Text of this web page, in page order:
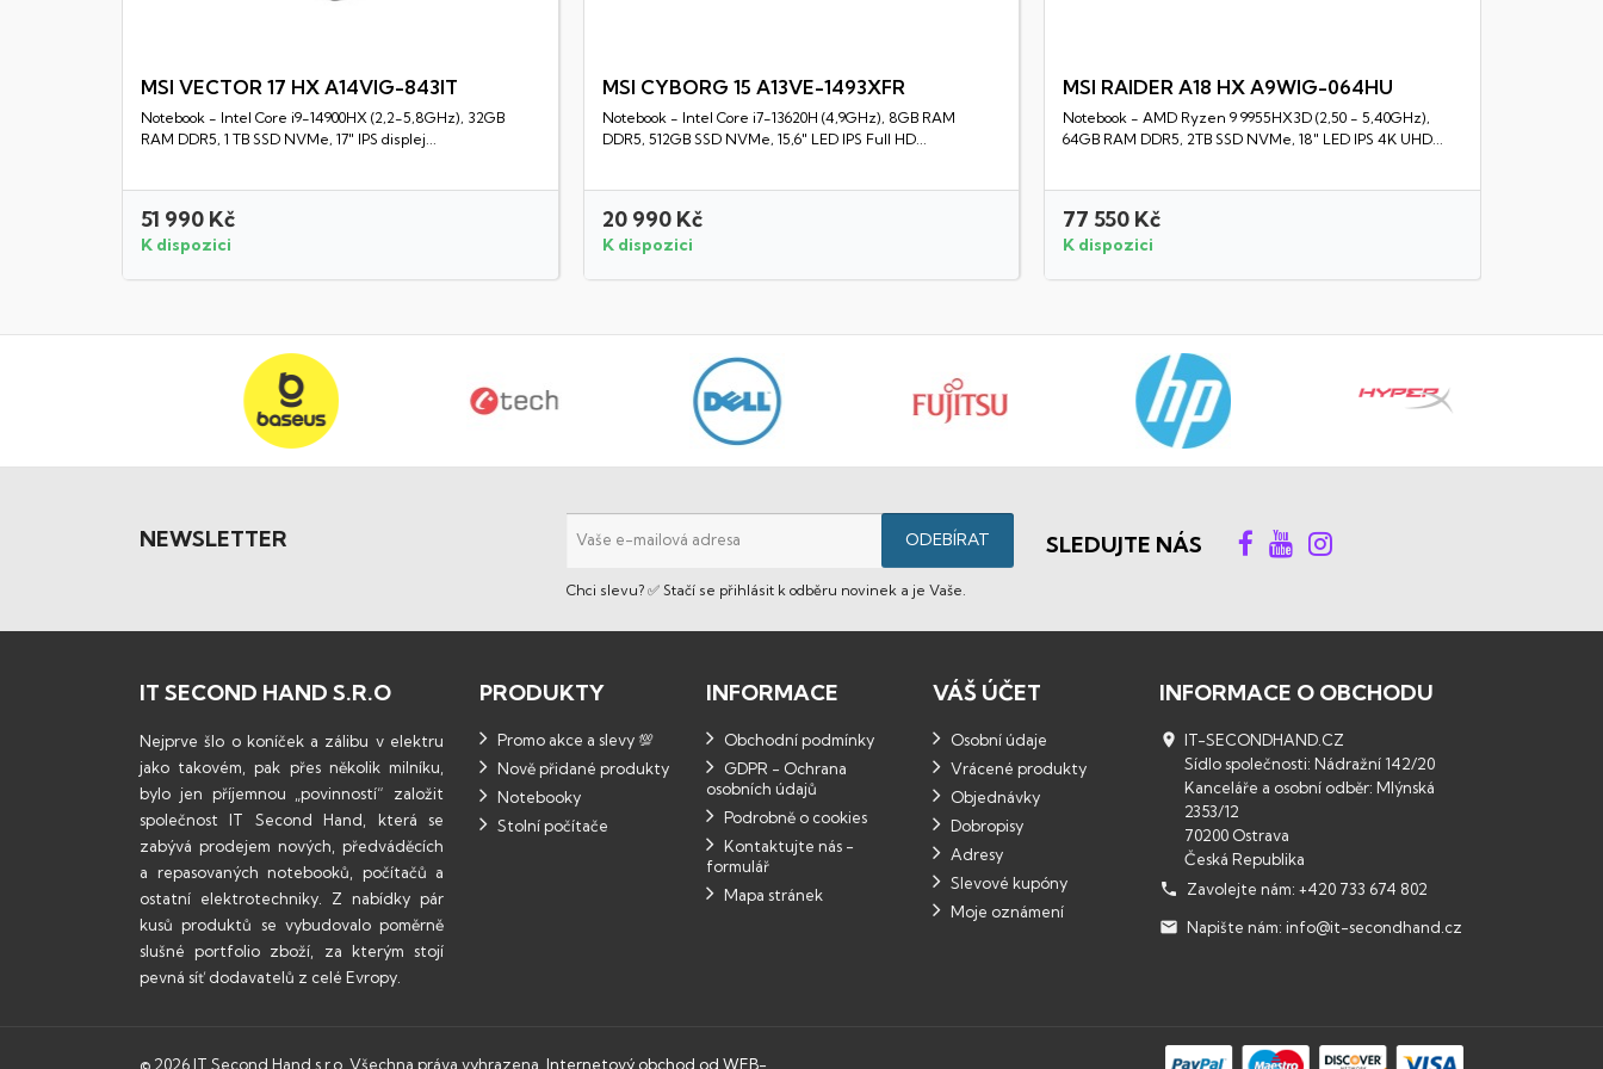
Rychlý náhled
MSI VECTOR 17 HX A14VIG-843IT
Notebook - Intel Core i9-14900HX (2,2-5,8GHz), 32GB
RAM DDR5, 1 TB SSD NVMe, 17" IPS displej...
51 990 Kč
K dispozici
Rychlý náhled
MSI CYBORG 15 A13VE-1493XFR
Notebook - Intel Core i7-13620H (4,9GHz), 8GB RAM
DDR5, 512GB SSD NVMe, 15,6" LED IPS Full HD...
20 990 Kč
K dispozici
Rychlý náhled
MSI RAIDER A18 HX A9WIG-064HU
Notebook - AMD Ryzen 9 9955HX3D (2,50 - 5,40GHz),
64GB RAM DDR5, 2TB SSD NVMe, 18" LED IPS 4K UHD...
77 550 Kč
K dispozici
NEWSLETTER
Chci slevu? ✅ Stačí se přihlásit k odběru novinek a je Vaše.
SLEDUJTE NÁS
IT SECOND HAND S.R.O
Nejprve šlo o koníček a zálibu v elektru
jako takovém, pak přes několik milníku,
bylo jen příjemnou „povinností“ založit
společnost IT Second Hand, která se
zabývá prodejem nových, předváděcích
a repasovaných notebooků, počítačů a
ostatní elektrotechniky. Z nabídky pár
kusů produktů se vybudovalo poměrně
slušné portfolio zboží, za kterým stojí
pevná síť dodavatelů z celé Evropy.
PRODUKTY
Promo akce a slevy 💯
Nově přidané produkty
Notebooky
Stolní počítače
INFORMACE
Obchodní podmínky
GDPR - Ochrana
osobních údajů
Podrobně o cookies
Kontaktujte nás -
formulář
Mapa stránek
VÁŠ ÚČET
Osobní údaje
Vrácené produkty
Objednávky
Dobropisy
Adresy
Slevové kupóny
Moje oznámení
INFORMACE O OBCHODU
 IT-SECONDHAND.CZ
Sídlo společnosti: Nádražní 142/20
Kanceláře a osobní odběr: Mlýnská
2353/12
70200 Ostrava
Česká Republika

Zavolejte nám: +420 733 674 802
 Napište nám: info@it-secondhand.cz
© 2026 IT Second Hand s.r.o. Všechna práva vyhrazena. Internetový obchod od WEB-